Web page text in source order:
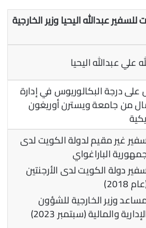
عبدالله اليحيا وزير الخارجية
علي عبدالله اليحيا
درجة البكالوريوس في إدارة
من جامعة ويسترن أوريغون
غير مقيم لدولة الكويت لدى
الباراغواي
دولة الكويت لدى الأرجنتين
2018)
وزير الخارجية للشؤون
والمالية (سبتمبر 2023)